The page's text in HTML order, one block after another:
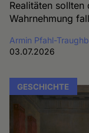
Realitäten
Wahrnehmung
Armin Pfahl-
03.07.2026
GESCHICHTE